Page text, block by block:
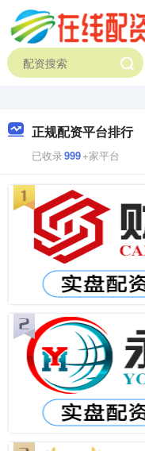
正规配资平台排行
已收录999+家平台